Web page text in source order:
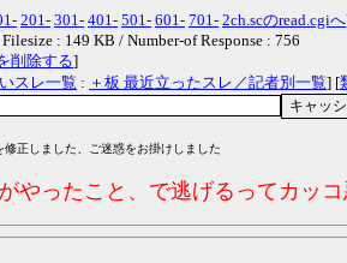
201- 301- 401- 501- 601- 701- 2ch.scのread.cgiへ
: 149 KB / Number-of Response : 756
削除する]
スレ一覧 : ＋板 最近立ったスレ／記者別一覧] [
正しました、ご迷惑をお掛けしました
やったこと、で逃げるってカッ